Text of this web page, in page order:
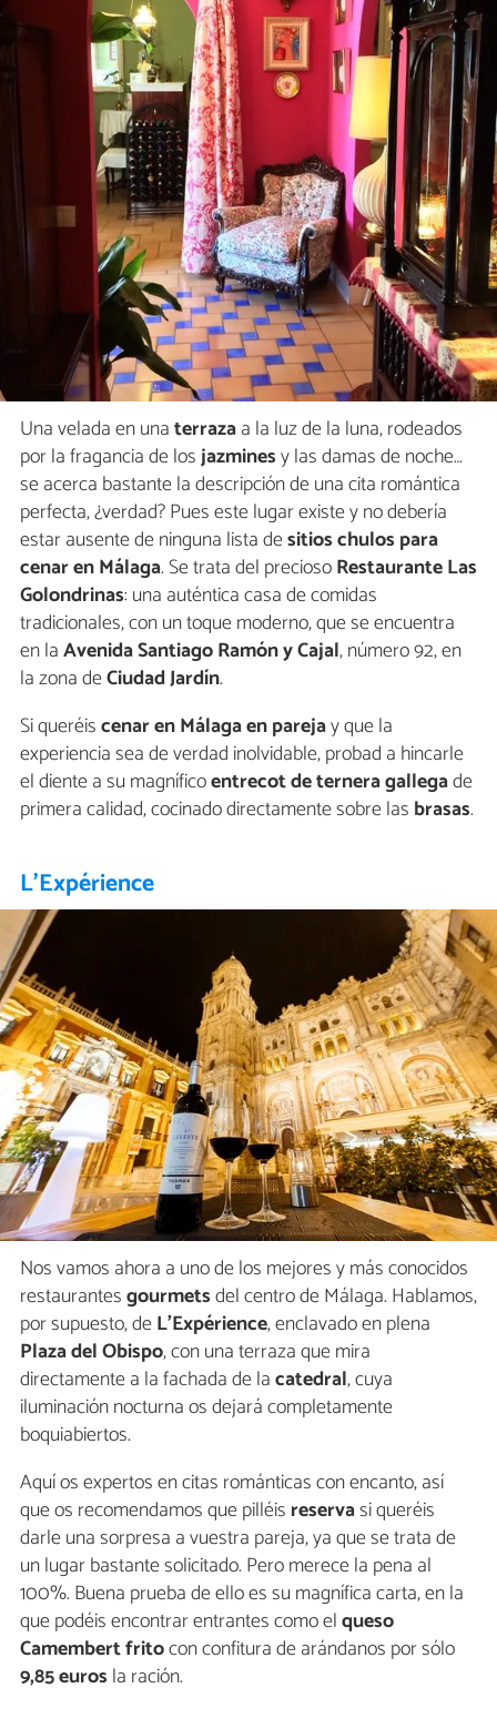
Una velada en unaterrazaa la luz de la luna, rodeados
por la fragancia de losjazminesy las damas de noche…
se acerca bastante la descripción de una cita romántica
perfecta, ¿verdad? Pues este lugar existe y no debería
estar ausente de ninguna lista desitios chulos para
cenar en Málaga. Se trata del preciosoRestaurante Las
Golondrinas: una auténtica casa de comidas
tradicionales, con un toque moderno, que se encuentra
en laAvenida Santiago Ramón y Cajal, número 92, en
la zona deCiudad Jardín.
Si queréiscenar en Málaga en parejay que la
experiencia sea de verdad inolvidable, probad a hincarle
el diente a su magníficoentrecot de ternera gallegade
primera calidad, cocinado directamente sobre las brasas.
L'Expérience
Nos vamos ahora a uno de los mejores y más conocidos
restaurantesgourmetsdel centro de Málaga. Hablamos,
por supuesto, deL’Expérience, enclavado en plena
Plaza del Obispo, con una terraza que mira
directamente a la fachada de lacatedral, cuya
iluminación nocturna os dejará completamente
boquiabiertos.
Aquí os expertos en citas románticas con encanto, así
que os recomendamos que pilléis reservasi queréis
darle una sorpresa a vuestra pareja, ya que se trata de
un lugar bastante solicitado. Pero merece la pena al
100%. Buena prueba de ello es su magnífica carta, en la
que podéis encontrar entrantes como elqueso
Camembert fritocon confitura de arándanos por sólo
9,85 euros la ración.